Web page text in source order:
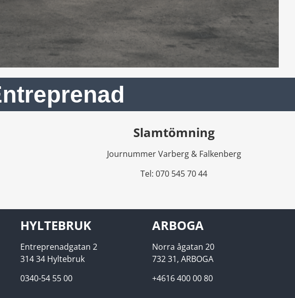
Slamtömning
Journummer Varberg & Falkenberg
Tel: 070 545 70 44
HYLTEBRUK
Entreprenadgatan 2
314 34 Hyltebruk
0340-54 55 00
ARBOGA
Norra ågatan 20
732 31, ARBOGA
+4616 400 00 80